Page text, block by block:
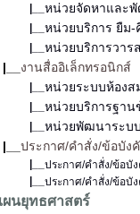
หน่วยจัดหาและ
หน่วยบริการ ยืม
หน่วยบริการวาร
|__ งานสื่ออิเล็กทรอนิกส์
หน่วยระบบห้อง
หน่วยบริการฐา
หน่วยพัฒนาระบ
|__ ประกาศ/คำสั่ง/ข้อบัง
ประกาศ/คำสั่ง/ข้อบั
ประกาศ/คำสั่ง/ข้อบั
ผนยุทธศาสตร์